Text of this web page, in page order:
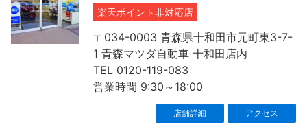
楽天ポイント非対応店
〒034-0003 青森県十和田市元町東3-7-
1 青森マツダ自動車 十和田店内
TEL 0120-119-083
営業時間 9:30～18:00
店舗詳細 アクセス